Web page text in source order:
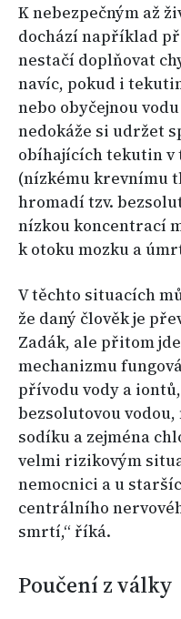
K nebezpečným až
dochází například
nestačí doplňovat
navíc, pokud i
nebo obyčejnou
nedokáže si udržet
obíhajících tekutin v
(nízkému krevnímu
hromadí tzv.
nízkou koncentrací
k otoku mozku a
V těchto situacích
že daný člověk je
Zadák, ale přitom
mechanizmu
přívodu vody a
bezsolutovou
sodíku a zejména
velmi rizikovým
nemocnici a u
centrálního
smrtí,“ říká.
Poučení z války